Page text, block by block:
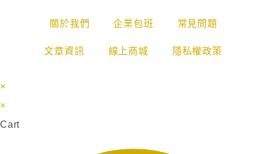
關於我們 企業包班 常見問題
文章資訊 線上商城 隱私權政策
×
×
Cart